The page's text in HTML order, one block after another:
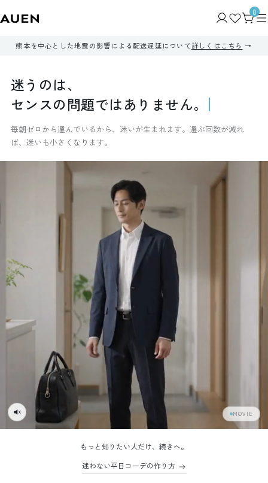
0
熊本を中心とした地震の影響による配送遅延について詳しくはこちら
迷う のは、
セ ンスの問題ではあ り ません。
毎朝ゼロから選んでいるから、迷いが生まれます。選ぶ回数が減れ
ば、迷いも小さくなります。
MOVIE
もっと知りたい人だけ、続きへ。
迷わない平日コーデの作り方